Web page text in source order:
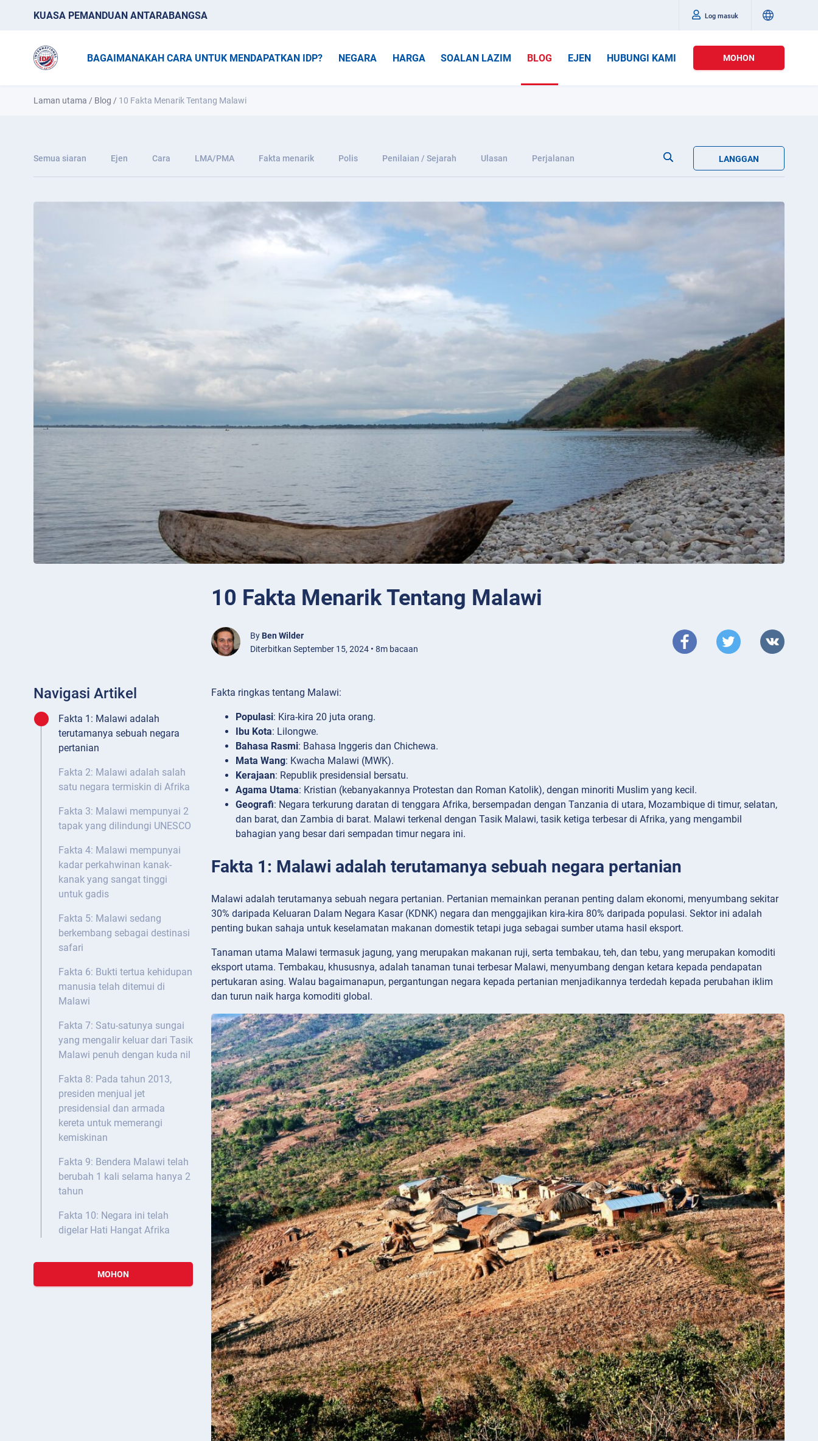
KUASA PEMANDUAN ANTARABANGSA Log masuk
BAGAIMANAKAH CARA UNTUK MENDAPATKAN IDP? NEGARA HARGA SOALAN LAZIM BLOG EJEN HUBUNGI KAMI MOHON
Laman utama / Blog / 10 Fakta Menarik Tentang Malawi
Semua siaran Ejen Cara LMA/PMA Fakta menarik Polis Penilaian / Sejarah Ulasan Perjalanan LANGGAN
10 Fakta Menarik Tentang Malawi
By Ben Wilder
Diterbitkan September 15, 2024 • 8m bacaan
Navigasi Artikel
Fakta 1: Malawi adalah
terutamanya sebuah negara
pertanian
Fakta 2: Malawi adalah salah
satu negara termiskin di Afrika
Fakta 3: Malawi mempunyai 2
tapak yang dilindungi UNESCO
Fakta 4: Malawi mempunyai
kadar perkahwinan kanak-
kanak yang sangat tinggi
untuk gadis
Fakta 5: Malawi sedang
berkembang sebagai destinasi
safari
Fakta 6: Bukti tertua kehidupan
manusia telah ditemui di
Malawi
Fakta 7: Satu-satunya sungai
yang mengalir keluar dari Tasik
Malawi penuh dengan kuda nil
Fakta 8: Pada tahun 2013,
presiden menjual jet
presidensial dan armada
kereta untuk memerangi
kemiskinan
Fakta 9: Bendera Malawi telah
berubah 1 kali selama hanya 2
tahun
Fakta 10: Negara ini telah
digelar Hati Hangat Afrika
MOHON
Fakta ringkas tentang Malawi:
Populasi: Kira-kira 20 juta orang.
Ibu Kota: Lilongwe.
Bahasa Rasmi: Bahasa Inggeris dan Chichewa.
Mata Wang: Kwacha Malawi (MWK).
Kerajaan: Republik presidensial bersatu.
Agama Utama: Kristian (kebanyakannya Protestan dan Roman Katolik), dengan minoriti Muslim yang kecil.
Geografi: Negara terkurung daratan di tenggara Afrika, bersempadan dengan Tanzania di utara, Mozambique di timur, selatan,
dan barat, dan Zambia di barat. Malawi terkenal dengan Tasik Malawi, tasik ketiga terbesar di Afrika, yang mengambil
bahagian yang besar dari sempadan timur negara ini.
Fakta 1: Malawi adalah terutamanya sebuah negara pertanian
Malawi adalah terutamanya sebuah negara pertanian. Pertanian memainkan peranan penting dalam ekonomi, menyumbang sekitar
30% daripada Keluaran Dalam Negara Kasar (KDNK) negara dan menggajikan kira-kira 80% daripada populasi. Sektor ini adalah
penting bukan sahaja untuk keselamatan makanan domestik tetapi juga sebagai sumber utama hasil eksport.
Tanaman utama Malawi termasuk jagung, yang merupakan makanan ruji, serta tembakau, teh, dan tebu, yang merupakan komoditi
eksport utama. Tembakau, khususnya, adalah tanaman tunai terbesar Malawi, menyumbang dengan ketara kepada pendapatan
pertukaran asing. Walau bagaimanapun, pergantungan negara kepada pertanian menjadikannya terdedah kepada perubahan iklim
dan turun naik harga komoditi global.